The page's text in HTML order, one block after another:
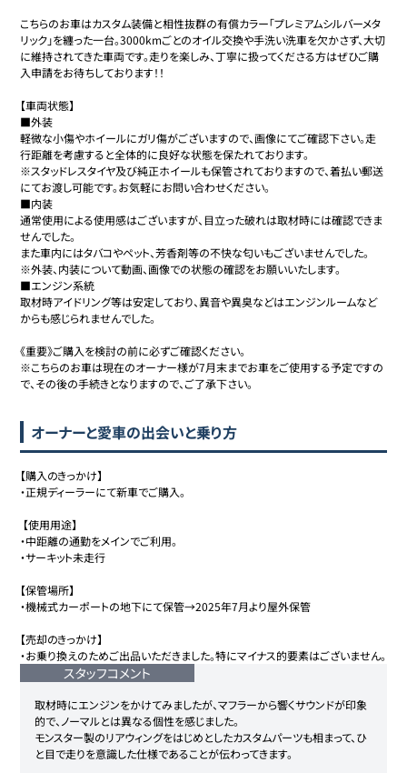
こちらのお車はカスタム装備と相性抜群の有償カラー「プレミアムシルバーメタ
リック」を纏った一台。3000kmごとのオイル交換や手洗い洗車を欠かさず、大切
に維持されてきた車両です。走りを楽しみ、丁寧に扱ってくださる方はぜひご購
入申請をお待ちしております！！
【車両状態】
■外装
軽微な小傷やホイールにガリ傷がございますので、画像にてご確認下さい。走
行距離を考慮すると全体的に良好な状態を保たれております。
※スタッドレスタイヤ及び純正ホイールも保管されておりますので、着払い郵送
にてお渡し可能です。お気軽にお問い合わせください。
■内装
通常使用による使用感はございますが、目立った破れは取材時には確認できま
せんでした。
また車内にはタバコやペット、芳香剤等の不快な匂いもございませんでした。
※外装、内装について動画、画像での状態の確認をお願いいたします。
■エンジン系統
取材時アイドリング等は安定しており、異音や異臭などはエンジンルームなど
からも感じられませんでした。
《重要》ご購入を検討の前に必ずご確認ください。
※こちらのお車は現在のオーナー様が7月末までお車をご使用する予定ですの
で、その後の手続きとなりますので、ご了承下さい。
オーナーと愛車の出会いと乗り方
【購入のきっかけ】
・正規ディーラーにて新車でご購入。
・中距離の通勤をメインでご利用。
・サーキット未走行
【保管場所】
・機械式カーポートの地下にて保管→2025年7月より屋外保管
【売却のきっかけ】
・お乗り換えのためご出品いただきました。特にマイナス的要素はございません。
スタッフコメント
取材時にエンジンをかけてみましたが、マフラーから響くサウンドが印象
的で、ノーマルとは異なる個性を感じました。
モンスター製のリアウィングをはじめとしたカスタムパーツも相まって、ひ
と目で走りを意識した仕様であることが伝わってきます。